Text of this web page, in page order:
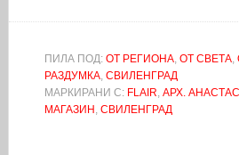
ПИЛА ПОД: ОТ РЕГИОНА, ОТ СВЕТА,
РАЗДУМКА, СВИЛЕНГРАД
МАРКИРАНИ С: FLAIR, АРХ.
МАГАЗИН , СВИЛЕНГРАД